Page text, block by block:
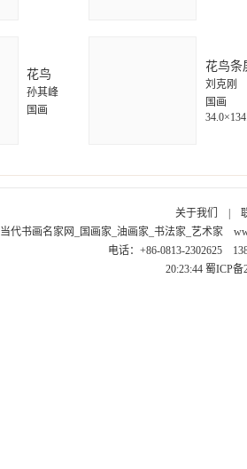
花鸟
孙其峰
国画
花鸟条
刘克刚
国画
关于我们
当代书画名家网_国画家_油画家_书法家_艺术家
电话：+86-0813-2302625
20:23:44 蜀ICP备